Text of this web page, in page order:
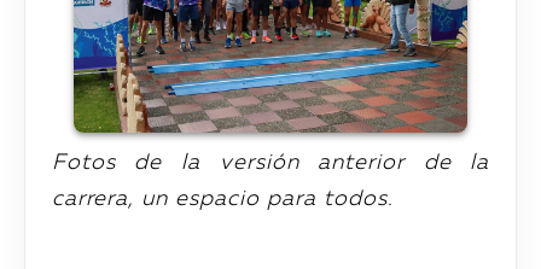
Fotos de la versión anterior de la
carrera, un espacio para todos.